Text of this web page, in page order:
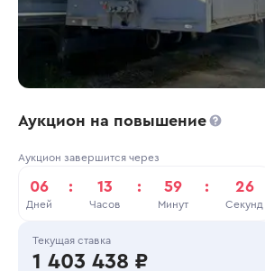
Аукцион на повышение
Аукцион завершится через
06
Дней
: 13
Часов
: 59
Минут
: 26
Секунд
Текущая ставка
1 403 438 ₽